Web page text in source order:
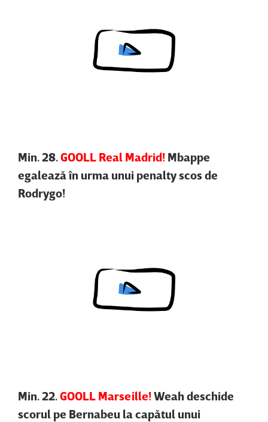
Min. 28.GOOLL Real Madrid! Mbappe
egalează în urma unui penalty scos de
Rodrygo!
Min. 22.GOOLL Marseille!Weah deschide
scorul pe Bernabeu la capătul unui